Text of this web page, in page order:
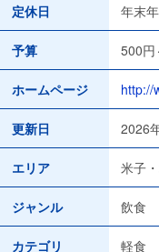
定休日 年末
予算 500円
ホームページ http://
更新日 2026
エリア 米子
ジャンル 飲食
カテゴリ 軽食